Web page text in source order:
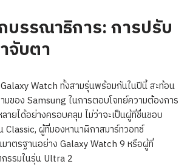
บรรณาธิการ: การปรับ
จับตา
Watch ทั้งสามรุ่นพร้อมกันในปีนี้ สะท้อน
มของ Samsung ในการตอบโจทย์ความต้องการ
ายได้อย่างครอบคลุม ไม่ว่าจะเป็นผู้ที่ชื่นชอบ
Classic, ผู้ที่มองหานาฬิกาสมาร์ทวอทช์
าตรฐานอย่าง Galaxy Watch 9 หรือผู้ที่
รรมในรุ่น Ultra 2